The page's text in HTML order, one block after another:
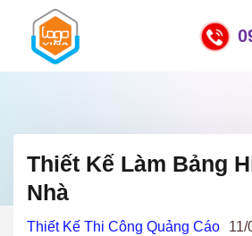
Thiết Kế Làm Bảng
Nhà
Thiết Kế Thi Công Quảng Cáo 11/